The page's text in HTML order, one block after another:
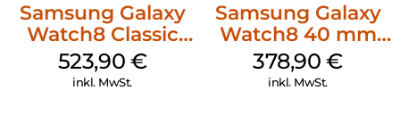
Samsung Galaxy
Watch8 Classic
White
523,90 €
inkl. MwSt.
Samsung Galaxy
Watch8 40 mm
Graphite
378,90€
inkl. MwSt.